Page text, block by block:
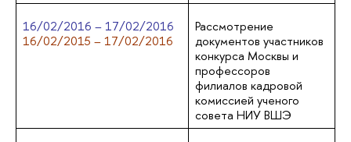
16/02/2016 – 17/02/2016
16/02/2015 – 17/02/2016
Рассмотрение
документов участников
конкурса Москвы и
профессоров
филиалов кадровой
комиссией ученого
совета НИУ ВШЭ